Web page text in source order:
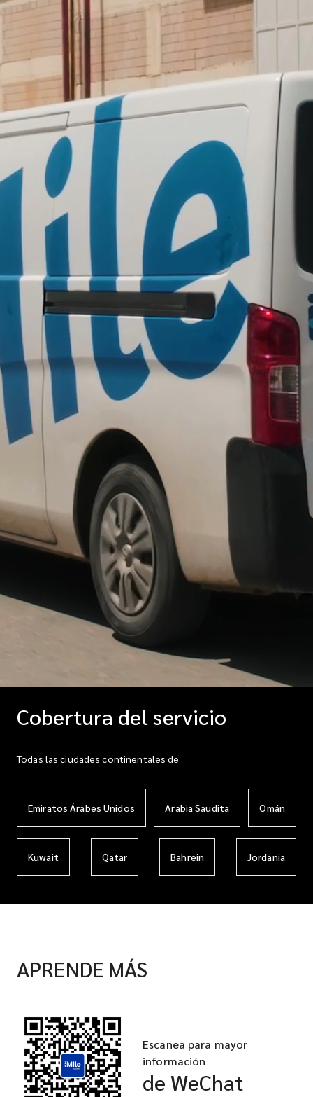
Cobertura del servicio
Todas las ciudades continentales de
Emiratos Árabes Unidos Arabia Saudita Omán
Kuwait Qatar Bahrein Jordania
APRENDE MÁS
Escanea para mayor
información
de WeChat